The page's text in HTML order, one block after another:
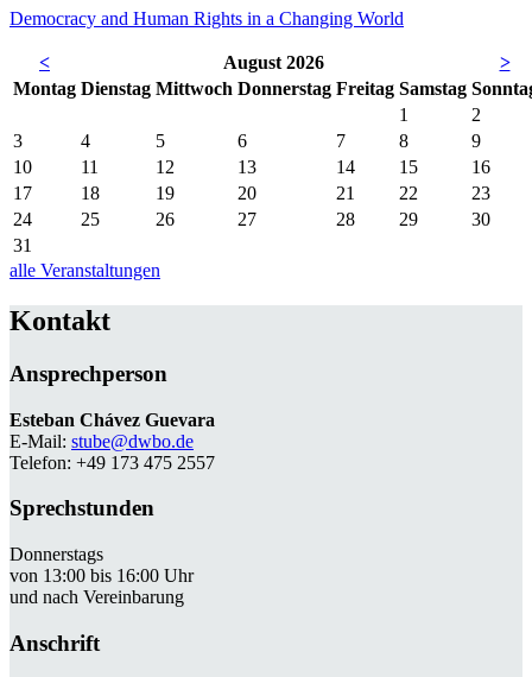
Democracy and Human Rights in a Changing World
< August 2026
>
Montag Dienstag Mittwoch Donnerstag Freitag Samstag So
1
2
3
4 5 6 7 8
9
10
11 12 13 14 15
16
17
18 19 20 21 22
23
24
25 26 27 28 29
30
31
alle Veranstaltungen
Kontakt
Ansprechperson
Esteban Chávez Guevara
E-Mail: stube@dwbo.de
Telefon: +49 173 475 2557
Sprechstunden
Donnerstags
von 13:00 bis 16:00 Uhr
und nach Vereinbarung
Anschrift